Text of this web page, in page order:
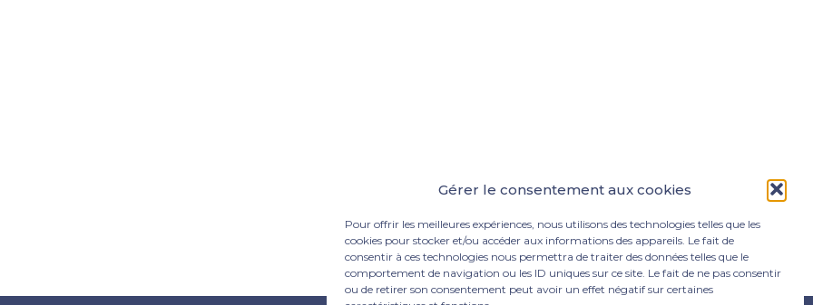
Gérer le consentement aux cookies
Pour offrir les meilleures expériences, nous utilisons des technologies telles que les
cookies pour stocker et/ou accéder aux informations des appareils. Le fait de
consentir à ces technologies nous permettra de traiter des données telles que le
comportement de navigation ou les ID uniques sur ce site. Le fait de ne pas consentir
ou de retirer son consentement peut avoir un effet négatif sur certaines